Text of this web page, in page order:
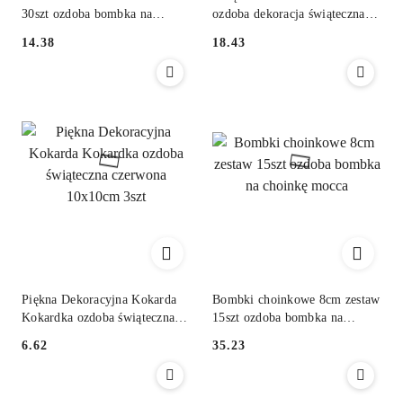
30szt ozdoba bombka na
Cena:
14.38
ozdoba dekoracja świąteczna
Cena:
18.43
Piękna Dekoracyjna Kokarda
Kokardka ozdoba świąteczna
Cena:
6.62
Bombki choinkowe 8cm zestaw
15szt ozdoba bombka na
Cena:
35.23